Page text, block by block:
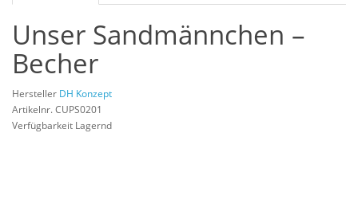
Unser Sandmännchen –
Becher
Hersteller DH Konzept
Artikelnr. CUPS0201
Verfügbarkeit Lagernd